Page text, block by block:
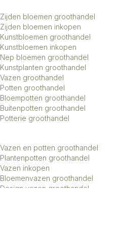
Zijden bloemen groothandel
Zijden bloemen inkopen
Kunstbloemen groothandel
Kunstbloemen inkopen
Nep bloemen groothandel
Kunstplanten groothandel
Vazen groothandel
Potten groothandel
Bloempotten groothandel
Buitenpotten groothandel
Potterie groothandel
Vazen en potten groothandel
Plantenpotten groothandel
Vazen inkopen
Bloemenvazen groothandel
Design vazen groothandel